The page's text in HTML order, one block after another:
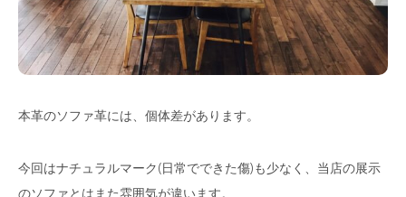
本革のソファ革には、個体差があります。
今回はナチュラルマーク(日常でできた傷)も少なく、当店の展示
のソファとはまた雰囲気が違います。